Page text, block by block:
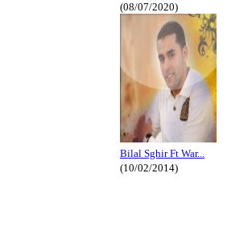
(08/07/2020)
Bilal Sghir Ft War...
(10/02/2014)